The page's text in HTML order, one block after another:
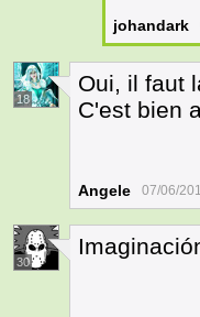
johandark
18
Oui, il faut
C'est bien
Angele 07/06/
30